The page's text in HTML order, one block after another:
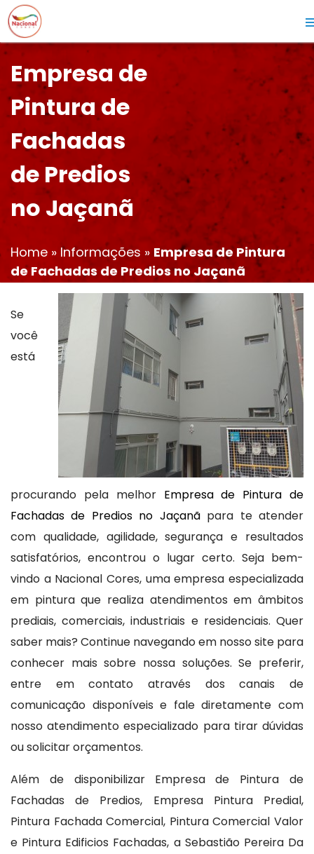
Empresa de
Pintura de
Fachadas
de Predios
no Jaçanã
Home » Informações » Empresa de Pintura
de Fachadas de Predios no Jaçanã
Se
você
está
procurando pela melhor Empresa de Pintura de
Fachadas de Predios no Jaçanãpara te atender
com qualidade, agilidade, segurança e resultados
satisfatórios, encontrou o lugar certo. Seja bem-
vindo a Nacional Cores, uma empresa especializada
em pintura que realiza atendimentos em âmbitos
prediais, comerciais, industriais e residenciais. Quer
saber mais? Continue navegando em nosso site para
conhecer mais sobre nossa soluções. Se preferir,
entre em contato através dos canais de
comunicação disponíveis e fale diretamente com
nosso atendimento especializado para tirar dúvidas
ou solicitar orçamentos.
Além de disponibilizar Empresa de Pintura de
Fachadas de Predios, Empresa Pintura Predial,
Pintura Fachada Comercial, Pintura Comercial Valor
e Pintura Edificios Fachadas, a Sebastião Pereira Da